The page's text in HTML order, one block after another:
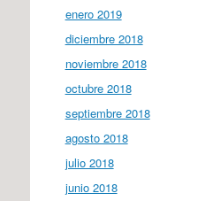
enero 2019
diciembre 2018
noviembre 2018
octubre 2018
septiembre 2018
agosto 2018
julio 2018
junio 2018